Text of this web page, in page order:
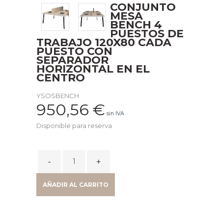
CONJUNTO
MESA
BENCH 4
PUESTOS DE
TRABAJO 120X80 CADA
PUESTO CON
SEPARADOR
HORIZONTAL EN EL
CENTRO
YSOSBENCH
950,56 € sin IVA
Disponible para reserva
AÑADIR AL CARRITO